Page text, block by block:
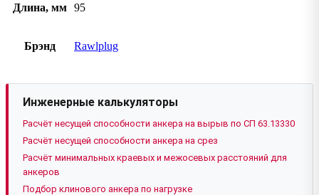
Длина, мм 95
Брэнд Rawlplug
Инженерные калькуляторы
Расчёт несущей способности анкера на вырыв по СП 63.13330
Расчёт несущей способности анкера на срез
Расчёт минимальных краевых и межосевых расстояний для
анкеров
Подбор клинового анкера по нагрузке